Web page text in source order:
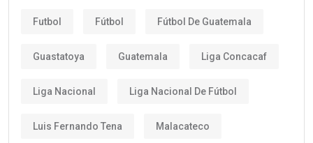
Futbol Fútbol Fútbol De Guatemala
Guastatoya Guatemala Liga Concacaf
Liga Nacional Liga Nacional De Fútbol
Luis Fernando Tena Malacateco